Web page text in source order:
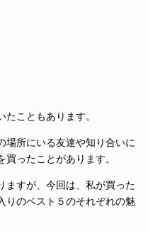
こともあります。
場所にいる友達や知り合いに
ったことがあります。
ますが、今回は、私が買った
りのベスト５のそれぞれの魅